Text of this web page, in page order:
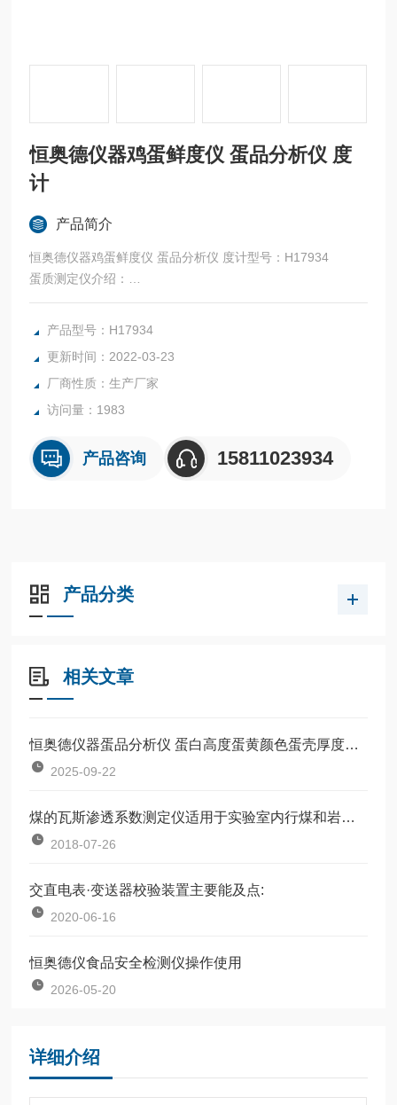
恒奥德仪器鸡蛋鲜度仪 蛋品分析仪 度
计
产品简介
恒奥德仪器鸡蛋鲜度仪 蛋品分析仪 度计型号：H17934
蛋质测定仪介绍：
蛋质测定仪使用方便，只需将仪器 平稳设置在测定台面上，
转动中央测定 针即可快速，准确读出浓厚蛋白度。 测定度为
速推算 出哈氏单位（Haugh Unit）
产品型号：H17934
更新时间：2022-03-23
厂商性质：生产厂家
访问量：1983
产品咨询 15811023934
产品分类
相关文章
恒奥德仪器蛋品分析仪 蛋白高度蛋黄颜色蛋壳厚度一体机操作流程
2025-09-22
煤的瓦斯渗透系数测定仪适用于实验室内行煤和岩石的瓦斯渗透系数的测定
2018-07-26
交直电表·变送器校验装置主要能及点:
2020-06-16
恒奥德仪食品安全检测仪操作使用
2026-05-20
详细介绍